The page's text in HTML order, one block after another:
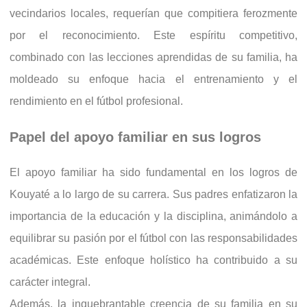
vecindarios locales, requerían que compitiera ferozmente
por el reconocimiento. Este espíritu competitivo,
combinado con las lecciones aprendidas de su familia, ha
moldeado su enfoque hacia el entrenamiento y el
rendimiento en el fútbol profesional.
Papel del apoyo familiar en sus logros
El apoyo familiar ha sido fundamental en los logros de
Kouyaté a lo largo de su carrera. Sus padres enfatizaron la
importancia de la educación y la disciplina, animándolo a
equilibrar su pasión por el fútbol con las responsabilidades
académicas. Este enfoque holístico ha contribuido a su
carácter integral.
Además, la inquebrantable creencia de su familia en su